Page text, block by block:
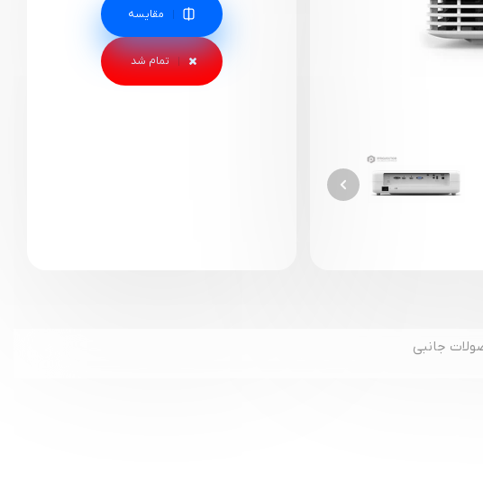
مقایسه
جانبی